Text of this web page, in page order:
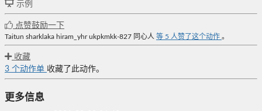
示例
点赞鼓励一下
Taitun sharklaka hiram_yhr ukpkmkk-827 同心人 等 5 人赞了这个动作 。
收藏
3 个动作单 收藏了此动作。
更多信息